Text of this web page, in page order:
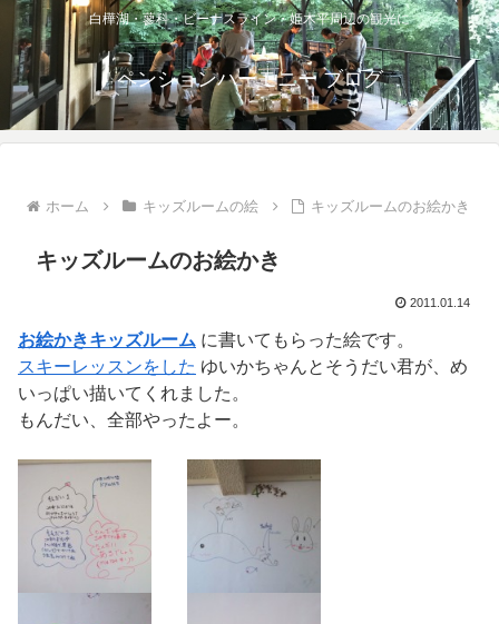
白樺湖・蓼科・ビーナスライン・姫木平周辺の観光に
ペンションハーモニー ブログ
ホーム キッズルームの絵 キッズルームのお絵かき
キッズルームのお絵かき
2011.01.14
お絵かきキッズルーム に書いてもらった絵です。
スキーレッスンをした ゆいかちゃんとそうだい君が、め
いっぱい描いてくれました。
もんだい、全部やったよー。